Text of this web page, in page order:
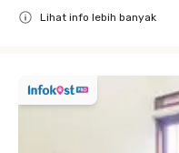
Lihat info lebih banyak